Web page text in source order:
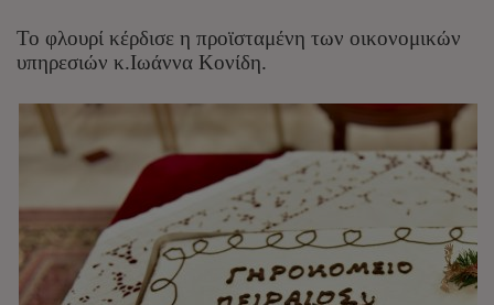
Το φλουρί κέρδισε η προϊσταμένη των οικονομικών
υπηρεσιών κ.Ιωάννα Κονίδη.